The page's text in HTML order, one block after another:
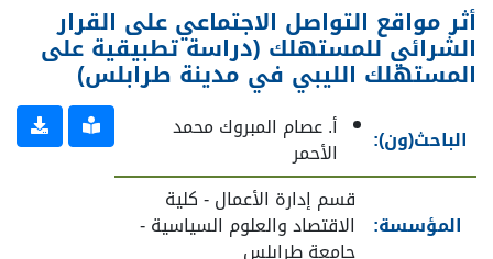
أثر مواقع التواصل الاجتماعي على القرار
الشرائي للمستهلك (دراسة تطبيقية على
المستهلك الليبي في مدينة طرابلس)
الباحث(ون): أ. عصام المبروك محمد
الأحمر
المؤسسة:
قسم إدارة الأعمال - كلية
الاقتصاد والعلوم السياسية -
جامعة طرابلس